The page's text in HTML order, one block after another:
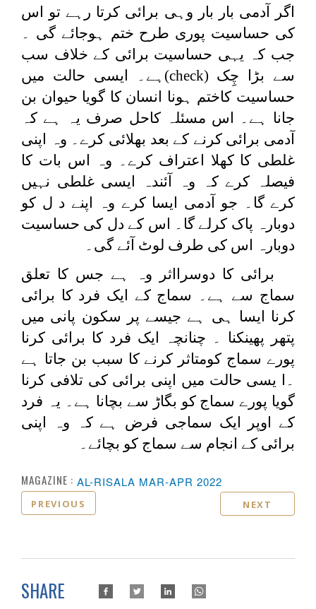
اگر آدمی بار بار وہی برائی کرتا رہے تو اس
کی حساسیت پوری طرح ختم ہوجائے گی ۔
جب کہ یہی حساسیت برائی کے خلاف سب
سے بڑا چِک (check)ہے۔ ایسی حالت میں
حساسیت کاختم ہونا انسان کا گویا حیوان بن
جانا ہے۔ اس مسئلہ کاحل صرف یہ ہے کہ
آدمی برائی کرنے کے بعد بھلائی کرے۔ وہ اپنی
غلطی کا کھلا اعتراف کرے۔ وہ اس بات کا
فیصلہ کرے کہ وہ آئندہ ایسی غلطی نہیں
کرے گا۔ جو آدمی ایسا کرے وہ اپنے د ل کو
دوبارہ پاک کرلے گا۔ اس کے دل کی حساسیت
دوبارہ اس کی طرف لوٹ آئے گی۔
برائی کا دوسرااثر وہ ہے جس کا تعلق
سماج سے ہے۔ سماج کے ایک فرد کا برائی
کرنا ایسا ہی ہے جیسے پر سکون پانی میں
پتھر پھینکنا ۔ چنانچہ ایک فرد کا برائی کرنا
پورے سماج کومتاثر کرنے کا سبب بن جاتا ہے
۔ا یسی حالت میں اپنی برائی کی تلافی کرنا
گویا پورے سماج کو بگاڑ سے بچانا ہے۔ یہ فرد
کے اوپر ایک سماجی فرض ہے کہ وہ اپنی
برائی کے انجام سے سماج کو بچائے۔
MAGAZINE : AL-RISALA MAR-APR 2022
PREVIOUS NEXT
SHARE